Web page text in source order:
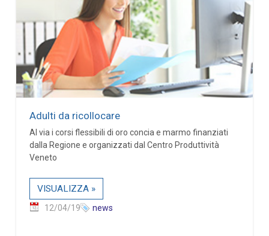
Adulti da ricollocare
Al via i corsi flessibili di oro concia e marmo finanziati
dalla Regione e organizzati dal Centro Produttività
Veneto
VISUALIZZA »
12/04/19 news